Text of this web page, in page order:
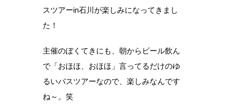
スツアーin石川が楽しみになってきまし
た！
主催のぼくてきにも、朝からビール飲ん
で「おほほ、おほほ」言ってるだけのゆ
るいバスツアーなので、楽しみなんです
ね～。笑